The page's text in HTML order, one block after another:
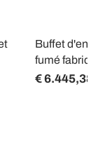
Buffet
fumé
€ 6.445,38